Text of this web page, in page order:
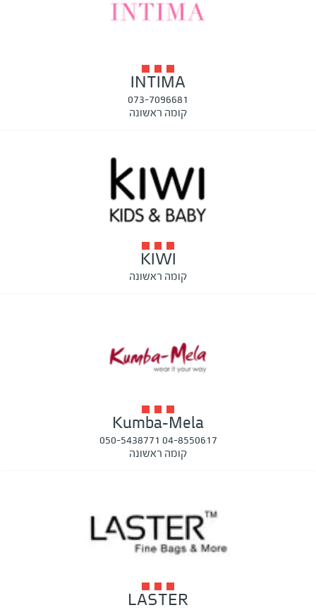
INTIMA
073-7096681
קומה ראשונה
KIWI
קומה ראשונה
Kumba-Mela
04-8550617 050-5438771
קומה ראשונה
LASTER